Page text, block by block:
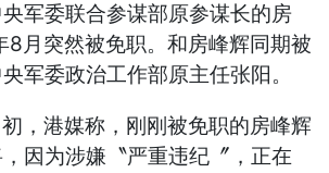
委联合参谋部原参谋长的房
8月突然被免职。和房峰辉同期被
军委政治工作部原主任张阳。
港媒称，刚刚被免职的房峰辉
因为涉嫌〝严重违纪〞，正在